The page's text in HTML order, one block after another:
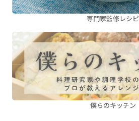
専門家監修レシピ
僕らのキッチン